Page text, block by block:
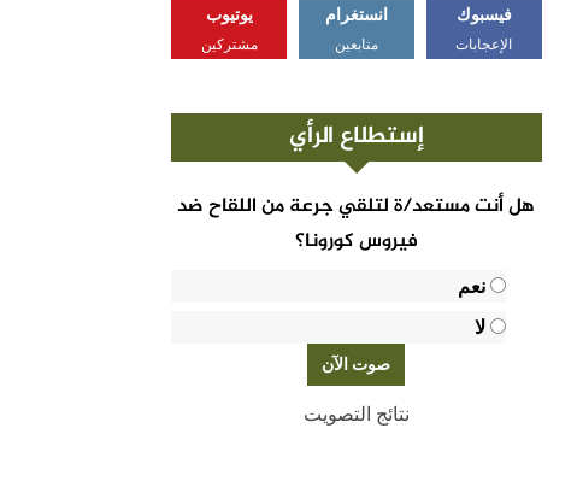
فيسبوك
الإعجابات
انستغرام
متابعين
يوتيوب
مشتركين
إستطلاع الرأي
هل أنت مستعد/ة لتلقي جرعة من اللقاح ضد
فيروس كورونا؟
نعم
لا
نتائج التصويت